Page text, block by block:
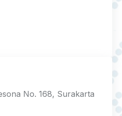
No. 168, Surakarta